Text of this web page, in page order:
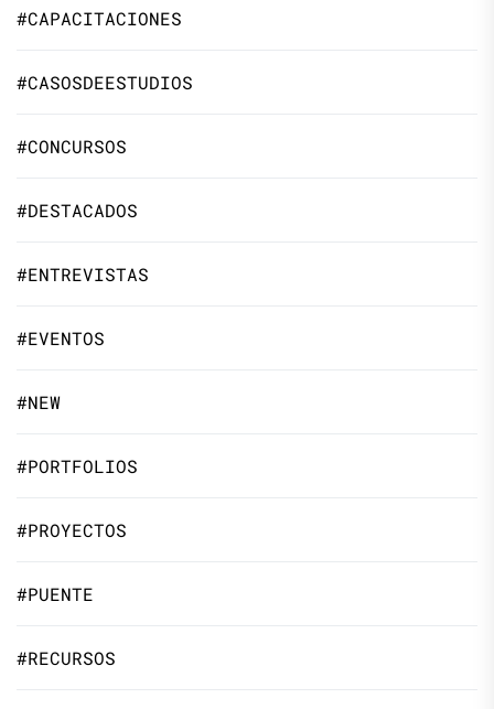
#CAPACITACIONES
#CASOSDEESTUDIOS
#CONCURSOS
#DESTACADOS
#ENTREVISTAS
#EVENTOS
#NEW
#PORTFOLIOS
#PROYECTOS
#PUENTE
#RECURSOS